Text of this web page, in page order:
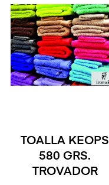
TOALLA KEOPS
580 GRS.
TROVADOR